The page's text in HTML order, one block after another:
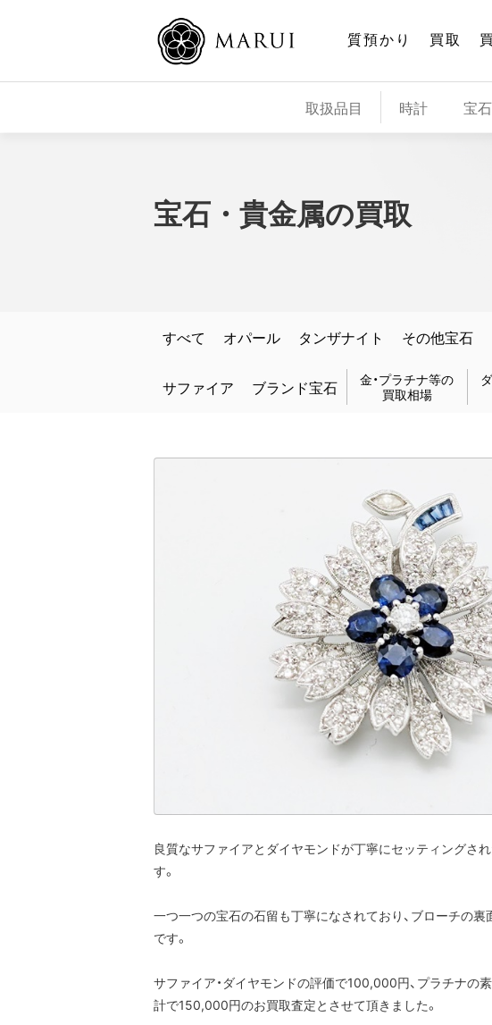
質預かり 買取
取扱品目 時計 宝
宝石・貴金属の買取
すべて オパール タンザナイト その他宝石
サファイア ブランド宝石 金・プラチナ等の
買取相場
良質なサファイアとダイヤモンドが丁寧にセッティングさ
す。
一つ一つの宝石の石留も丁寧になされており、ブローチの
です。
サファイア・ダイヤモンドの評価で100,000円、プラチナの
計で150,000円のお買取査定とさせて頂きました。